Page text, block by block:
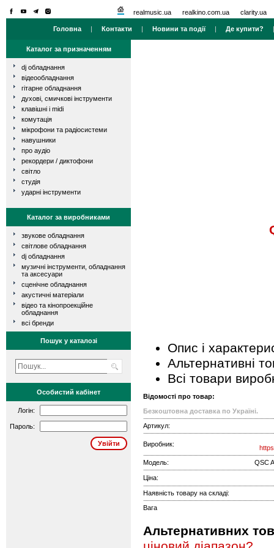
realmusic.ua realkino.com.ua clarity.ua
Головна | Контакти | Новини та події| Де купити?
Каталог за призначенням
dj обладнання
відеообладнання
гітарне обладнання
духові, смичкові інструменти
клавішні і midi
комутація
мікрофони та радіосистеми
навушники
про аудіо
рекордери / диктофони
світло
студія
ударні інструменти
Каталог за виробниками
звукове обладнання
світлове обладнання
dj обладнання
музичні інструменти, обладнання
та аксесуари
сценічне обладнання
акустичні матеріали
відео та кінопроекційне
обладнання
всі бренди
Пошук у каталозі
Особистий кабінет
Логін:
Пароль:
Опис і
Альтернативні
Всі товари
Відомості про товар:
Безкоштовна доставка по Україні.
Артикул:
Виробник:
Модель:
QSC
Ціна:
Наявність товару на складі:
Вага
Альтернативних